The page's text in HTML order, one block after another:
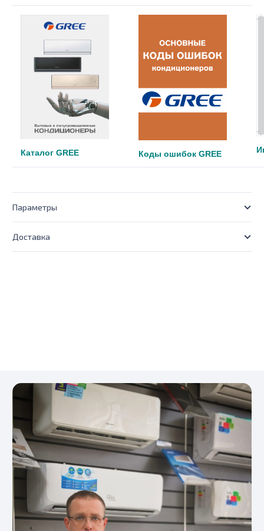
Каталог GREE Коды ошибок GREE
Параметры
Доставка